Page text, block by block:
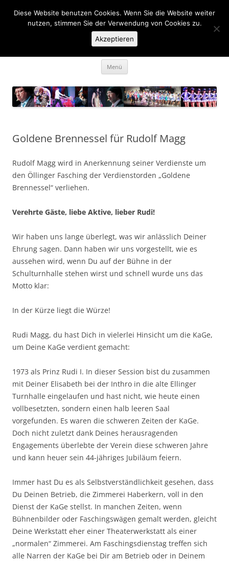
Inhalt
springen KaGe Ellingen 1963 e.V.
… des is ka Spass net, des is Fasching …
Menü
Goldene Brennessel für Rudolf Magg
Rudolf Magg wird in Anerkennung seiner Verdienste um
den Öllinger Fasching der Verdienstorden „Goldene
Brennessel“ verliehen.
Verehrte Gäste, liebe Aktive, lieber Rudi!
Wir haben uns lange überlegt, was wir anlässlich Deiner
Ehrung sagen. Dann haben wir uns vorgestellt, wie es
aussehen wird, wenn Du auf der Bühne in der
Schulturnhalle stehen wirst und schnell wurde uns das
Motto klar:
In der Kürze liegt die Würze!
Rudi Magg, du hast Dich in vielerlei Hinsicht um die KaGe,
um Deine KaGe verdient gemacht:
1973 als Prinz Rudi I. In dieser Session bist du zusammen
mit Deiner Elisabeth bei der Inthro in die alte Ellinger
Turnhalle eingelaufen und hast nicht, wie heute einen
vollbesetzten, sondern einen halb leeren Saal
vorgefunden. Es waren die schweren Zeiten der KaGe.
Doch nicht zuletzt dank Deines herausragenden
Engagements überlebte der Verein diese schweren Jahre
und kann heuer sein 44-jähriges Jubiläum feiern.
Immer hast Du es als Selbstverständlichkeit gesehen, dass
Du Deinen Betrieb, die Zimmerei Haberkern, voll in den
Dienst der KaGe stellst. In manchen Zeiten, wenn
Bühnenbilder oder Faschingswägen gemalt werden, gleicht
Deine Werkstatt eher einer Theaterwerkstatt als einer
„normalen“ Zimmerei. Am Faschingsdienstag treffen sich
alle Narren der KaGe bei Dir am Betrieb oder in Deinem
Diese Website benutzen Cookies. Wenn Sie die Website weiter
nutzen, stimmen Sie der Verwendung von Cookies zu.
Akzeptieren